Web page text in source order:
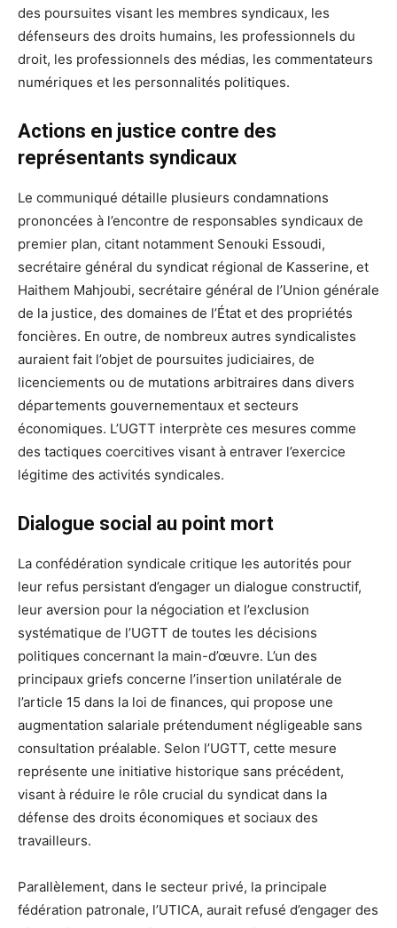
des poursuites visant les membres syndicaux, les
défenseurs des droits humains, les professionnels du
droit, les professionnels des médias, les commentateurs
numériques et les personnalités politiques.
Actions en justice contre des
représentants syndicaux
Le communiqué détaille plusieurs condamnations
prononcées à l’encontre de responsables syndicaux de
premier plan, citant notamment Senouki Essoudi,
secrétaire général du syndicat régional de Kasserine, et
Haithem Mahjoubi, secrétaire général de l’Union générale
de la justice, des domaines de l’État et des propriétés
foncières. En outre, de nombreux autres syndicalistes
auraient fait l’objet de poursuites judiciaires, de
licenciements ou de mutations arbitraires dans divers
départements gouvernementaux et secteurs
économiques. L’UGTT interprète ces mesures comme
des tactiques coercitives visant à entraver l’exercice
légitime des activités syndicales.
Dialogue social au point mort
La confédération syndicale critique les autorités pour
leur refus persistant d’engager un dialogue constructif,
leur aversion pour la négociation et l’exclusion
systématique de l’UGTT de toutes les décisions
politiques concernant la main-d’œuvre. L’un des
principaux griefs concerne l’insertion unilatérale de
l’article 15 dans la loi de finances, qui propose une
augmentation salariale prétendument négligeable sans
consultation préalable. Selon l’UGTT, cette mesure
représente une initiative historique sans précédent,
visant à réduire le rôle crucial du syndicat dans la
défense des droits économiques et sociaux des
travailleurs.
Parallèlement, dans le secteur privé, la principale
fédération patronale, l’UTICA, aurait refusé d’engager des